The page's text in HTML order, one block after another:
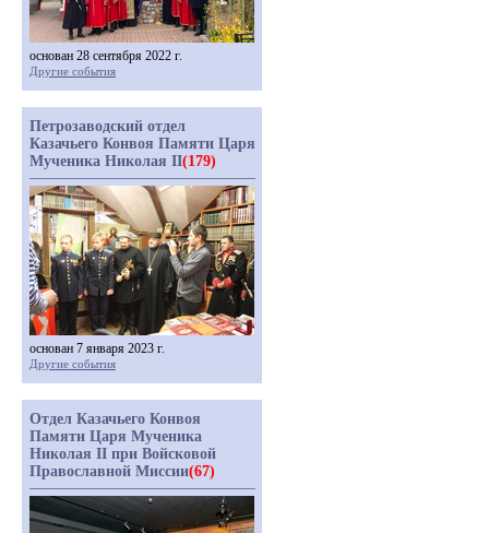
основан 28 сентября 2022 г.
Другие события
Петрозаводский отдел
Казачьего Конвоя Памяти Царя
Мученика Николая II(179)
основан 7 января 2023 г.
Другие события
Отдел Казачьего Конвоя
Памяти Царя Мученика
Николая II при Войсковой
Православной Миссии(67)